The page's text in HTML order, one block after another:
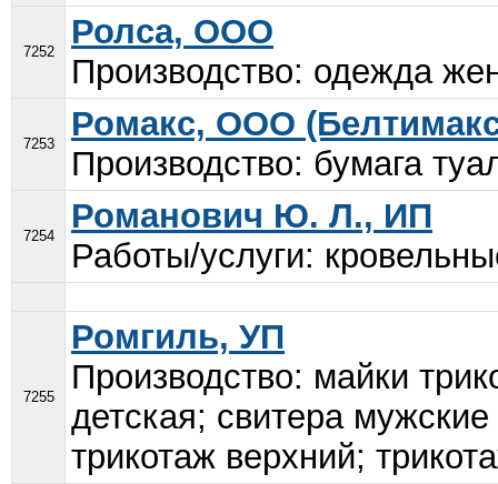
7252
Ролса, ООО
Производство: одежда
7253
Ромакс, ООО
Производство: бумага
7254
Романович Ю. Л., ИП
Работы/услуги:
7255
Ромгиль, УП
Производство: майки
детская; свитера
трикотаж верхний;